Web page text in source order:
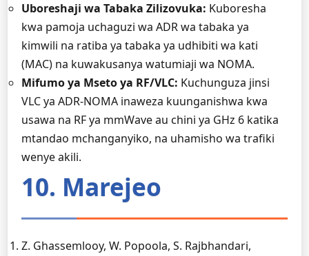
Uboreshaji wa Tabaka Zilizovuka: Kuboresha
kwa pamoja uchaguzi wa ADR wa tabaka ya
kimwili na ratiba ya tabaka ya udhibiti wa kati
(MAC) na kuwakusanya watumiaji wa NOMA.
Mifumo ya Mseto ya RF/VLC: Kuchunguza jinsi
VLC ya ADR-NOMA inaweza kuunganishwa kwa
usawa na RF ya mmWave au chini ya GHz 6 katika
mtandao mchanganyiko, na uhamisho wa trafiki
wenye akili.
10. Marejeo
Z. Ghassemlooy, W. Popoola, S. Rajbhandari,